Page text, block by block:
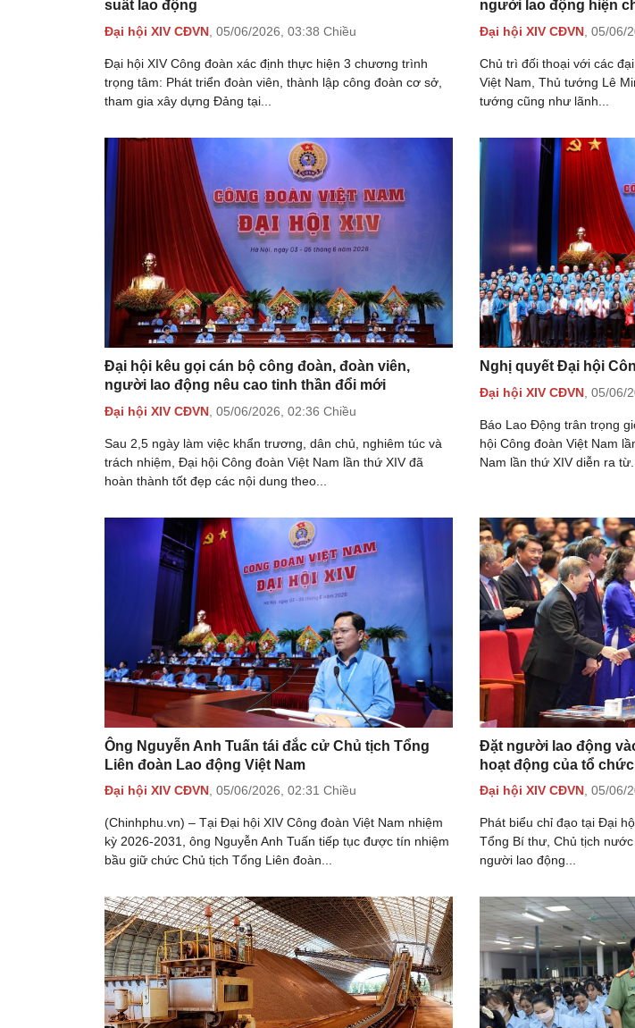
suất lao động
Đại hội XIV CĐVN 05/06/2026, 03:38 Chiều
Đại hội XIV Công đoàn xác định thực hiện 3 chương trình
trọng tâm: Phát triển đoàn viên, thành lập công đoàn cơ sở,
tham gia xây dựng Đảng tại...
người lao động hiện
Đại hội XIV CĐVN 05/06/
Chủ trì đối thoại với các
Việt Nam, Thủ tướng Lê
tướng cũng như lãnh...
Đại hội kêu gọi cán bộ công đoàn, đoàn viên,
người lao động nêu cao tinh thần đổi mới
Đại hội XIV CĐVN 05/06/2026, 02:36 Chiều
Sau 2,5 ngày làm việc khẩn trương, dân chủ, nghiêm túc và
trách nhiệm, Đại hội Công đoàn Việt Nam lần thứ XIV đã
hoàn thành tốt đẹp các nội dung theo...
Nghị quyết Đại hội
Đại hội XIV CĐVN 05/06/
Báo Lao Động trân trọng
hội Công đoàn Việt Nam
Nam lần thứ XIV diễn ra từ...
Ông Nguyễn Anh Tuấn tái đắc cử Chủ tịch Tổng
Liên đoàn Lao động Việt Nam
Đại hội XIV CĐVN, 05/06/2026, 02:31 Chiều
(Chinhphu.vn) – Tại Đại hội XIV Công đoàn Việt Nam nhiệm
kỳ 2026-2031, ông Nguyễn Anh Tuấn tiếp tục được tín nhiệm
bầu giữ chức Chủ tịch Tổng Liên đoàn...
Đặt người lao động
hoạt động của tổ
Đại hội XIV CĐVN, 05/06/
Phát biểu chỉ đạo tại Đại
Tổng Bí thư, Chủ tịch
người lao động...